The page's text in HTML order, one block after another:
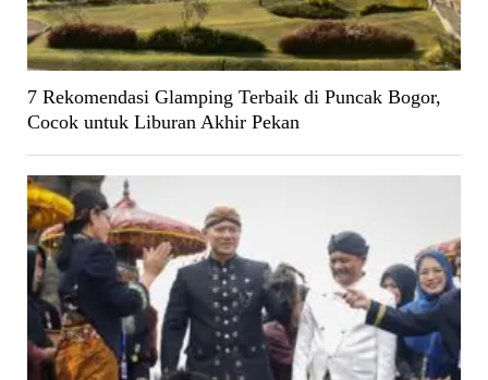
7 Rekomendasi Glamping Terbaik di Puncak Bogor,
Cocok untuk Liburan Akhir Pekan